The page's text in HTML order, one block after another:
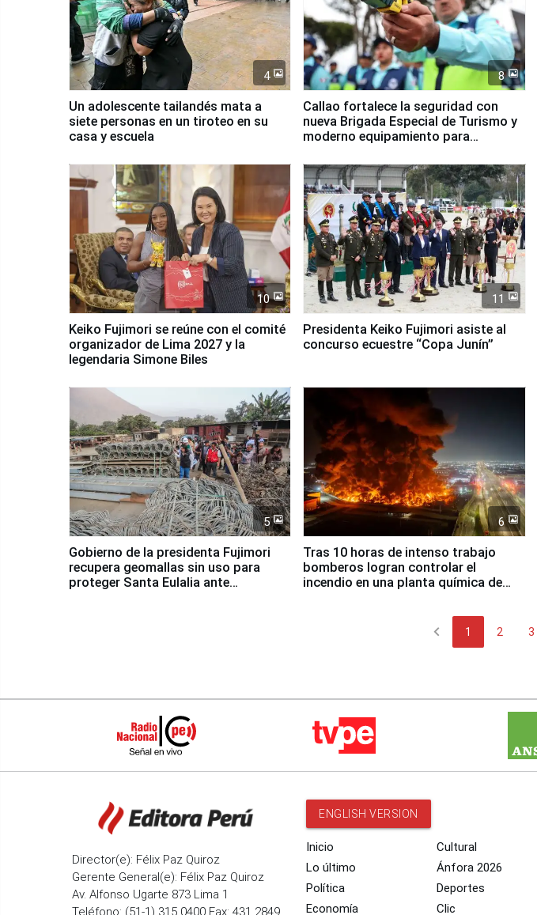
4
Un adolescente tailandés mata a
siete personas en un tiroteo en su
casa y escuela
8
Callao fortalece la seguridad con
nueva Brigada Especial de Turismo y
moderno equipamiento para
10
Keiko Fujimori se reúne con el comité
organizador de Lima 2027 y la
legendaria Simone Biles
11
Presidenta Keiko Fujimori asiste al
concurso ecuestre “Copa Junín”
5
Gobierno de la presidenta Fujimori
recupera geomallas sin uso para
proteger Santa Eulalia ante
6
Tras 10 horas de intenso trabajo
bomberos logran controlar el
incendio en una planta química de
chevron_left 1 2 3
Director(e): Félix Paz Quiroz
Gerente General(e): Félix Paz Quiroz
Av. Alfonso Ugarte 873 Lima 1
Teléfono: (51-1) 315 0400 Fax: 431 2849
ENGLISH VERSION
Inicio
Lo último
Política
Economía
Cultural
Ánfora 2026
Deportes
Clic